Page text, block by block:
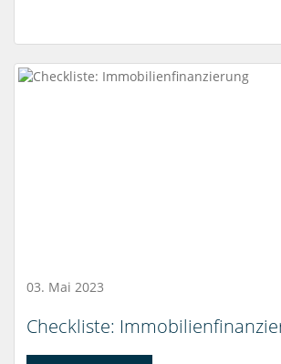
03. Mai 2023
Checkliste: